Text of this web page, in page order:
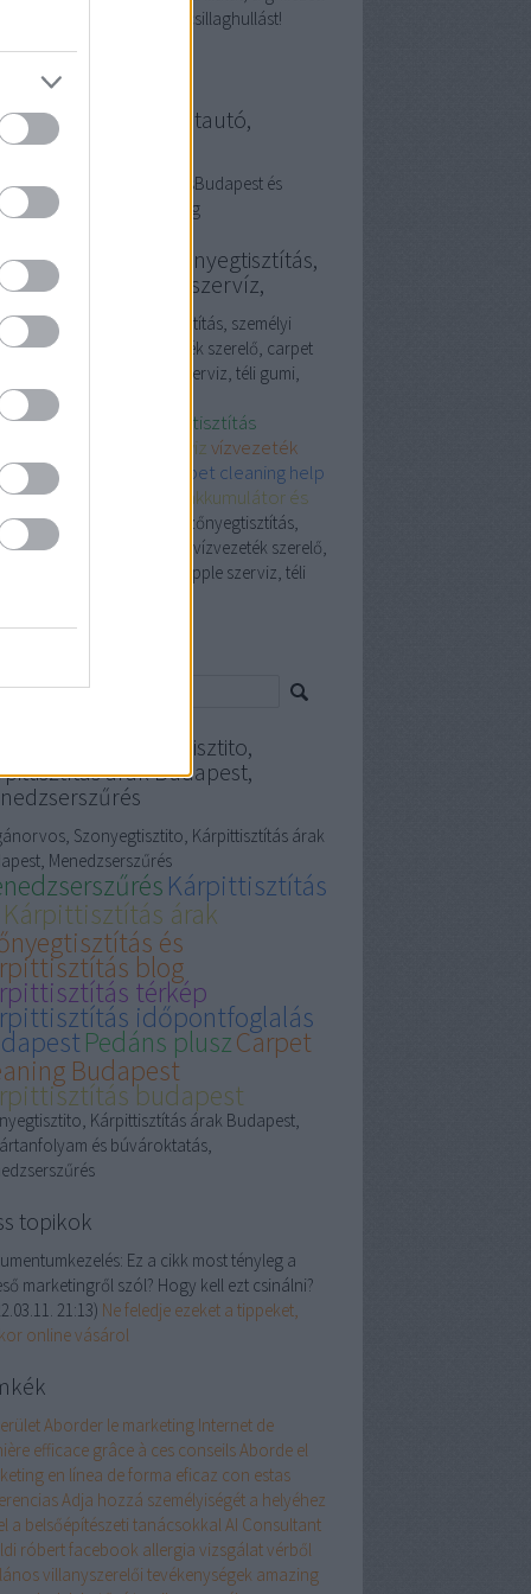
és persze a nyári csillaghullást!
használtautó,
és villanyszerelésBudapest és
Keresőmarketing
szerelő, szőnyegtisztítás,
edző, iphone szervíz,
szerelő, szőnyegtisztítás, személyi
iphone szervíz, vízvezeték szerelő, carpet
terembérlés, apple szerviz, téli gumi,
szerelő
szőnyegtisztítás
iphone szervizvízvezeték
carpet cleaning
carpet cleaning help
akkumulátor és
gumivízvezeték szerelő, szőnyegtisztítás,
edző, iphone szervíz, vízvezeték szerelő,
cleaning, terembérlés, apple szerviz, téli
Szonyegtisztito,
árak Budapest,
Szonyegtisztito, Kárpittisztítás árak
Menedzserszűrés
Kárpittisztítás
Kárpittisztítás árak
és
blog
térkép
időpontfoglalás
Pedáns pluszCarpet
Budapest
budapest
Kárpittisztítás árak Budapest,
és búvároktatás,
topikok
Ez a cikk most tényleg a
marketingről szól? Hogy kell ezt csinálni?
21:13) Ne feledje ezeket a tippeket,
online vásárol
Aborder le marketing Internet de
efficace grâce à ces conseilsAborde el
en línea de forma eficaz con estas
Adja hozzá személyiségét a helyéhez
a belsőépítészeti tanácsokkalAI Consultant
róbert facebook allergia vizsgálat vérből
villanyszerelői tevékenységek amazing